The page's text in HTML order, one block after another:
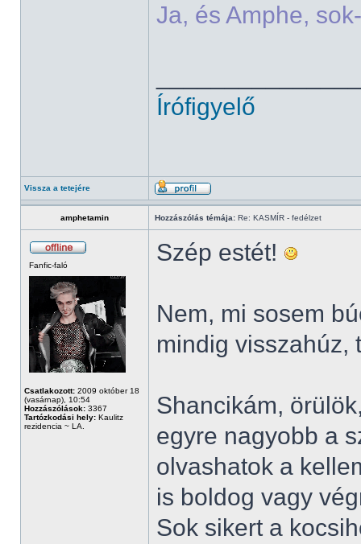
Ja, és Amphe,
Írófigyelő
Vissza a tetejére
amphetamin Hozzászólás témája: Re: KASMÍR - fedélzet
Fanfic-faló
Csatlakozott: 2009 október 18
(vasárnap), 10:54
Hozzászólások: 3367
Tartózkodási hely: Kaulitz
rezidencia ~ LA.
Szép estét!
Nem, mi sosem
mindig
Shancikám,
egyre nagyobb a
olvashatok a
is boldog vagy
Sok sikert a